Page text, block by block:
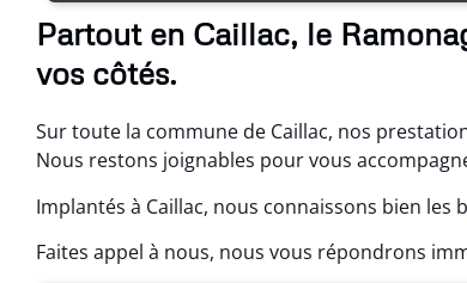
Partout en Caillac, le
vos côtés.
Sur toute la commune de Caillac, nos
Nous restons joignables pour vous
Implantés à Caillac, nous connaissons bien les
Faites appel à nous, nous vous répondrons